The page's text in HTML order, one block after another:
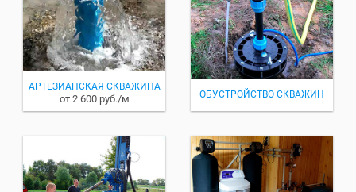
АРТЕЗИАНСКАЯ СКВАЖИНА
от 2 600 руб./м ОБУСТРОЙСТВО СКВАЖИН